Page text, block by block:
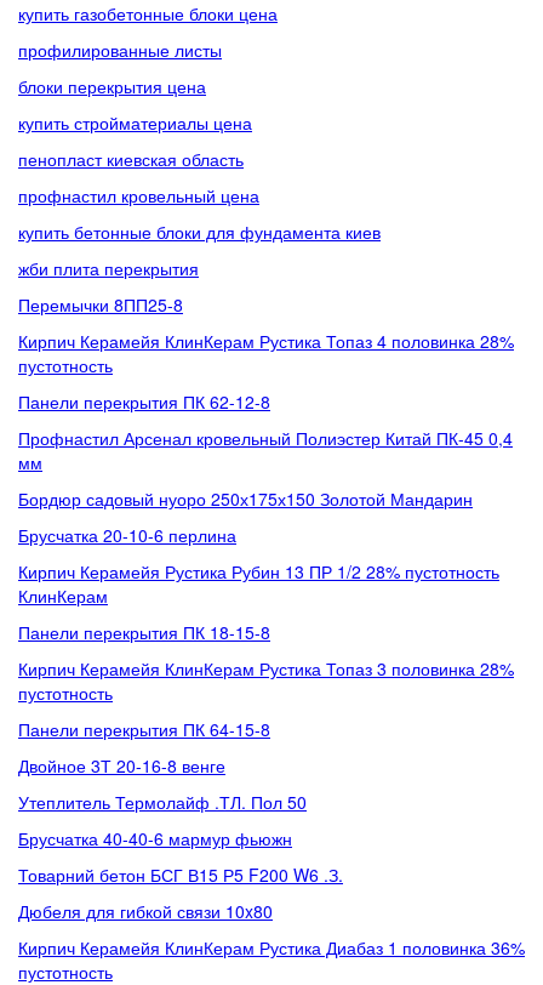
купить газобетонные блоки цена
профилированные листы
блоки перекрытия цена
купить стройматериалы цена
пенопласт киевская область
профнастил кровельный цена
купить бетонные блоки для фундамента киев
жби плита перекрытия
Перемычки 8ПП25-8
Кирпич Керамейя КлинКерам Рустика Топаз 4 половинка 28%
пустотность
Панели перекрытия ПК 62-12-8
Профнастил Арсенал кровельный Полиэстер Китай ПК-45 0,4
мм
Бордюр садовый нуоро 250х175х150 Золотой Мандарин
Брусчатка 20-10-6 перлина
Кирпич Керамейя Рустика Рубин 13 ПР 1/2 28% пустотность
КлинКерам
Панели перекрытия ПК 18-15-8
Кирпич Керамейя КлинКерам Рустика Топаз 3 половинка 28%
пустотность
Панели перекрытия ПК 64-15-8
Двойное 3Т 20-16-8 венге
Утеплитель Термолайф .ТЛ. Пол 50
Брусчатка 40-40-6 мармур фьюжн
Товарний бетон БСГ В15 Р5 F200 W6 .З.
Дюбеля для гибкой связи 10x80
Кирпич Керамейя КлинКерам Рустика Диабаз 1 половинка 36%
пустотность